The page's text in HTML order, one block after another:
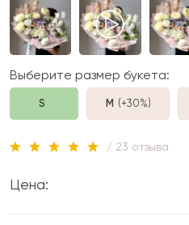
Выберите размер букета:
S M (+30%)
/ 23 отзыва
Цена: